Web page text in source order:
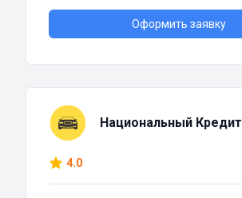
Оформить заявку
Национальный Кредит
4.0